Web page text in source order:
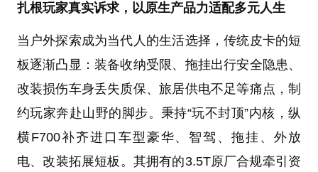
扎根玩家真实诉求，以原生产品力适配多元人生
当户外探索成为当代人的生活选择，传统皮卡的短
板逐渐凸显：装备收纳受限、拖挂出行安全隐患、
改装损伤车身丢失质保、旅居供电不足等痛点，制
约玩家奔赴山野的脚步。秉持“玩不封顶”内核，纵
横F700补齐进口车型豪华、智驾、拖挂、外放
电、改装拓展短板。其拥有的3.5T原厂合规牵引资